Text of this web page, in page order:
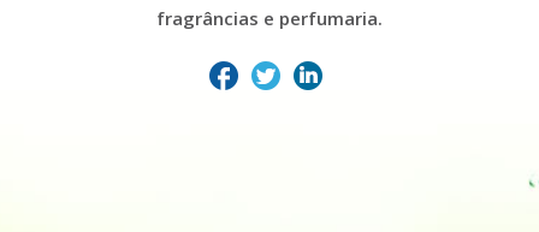
fragrâncias e perfumaria.